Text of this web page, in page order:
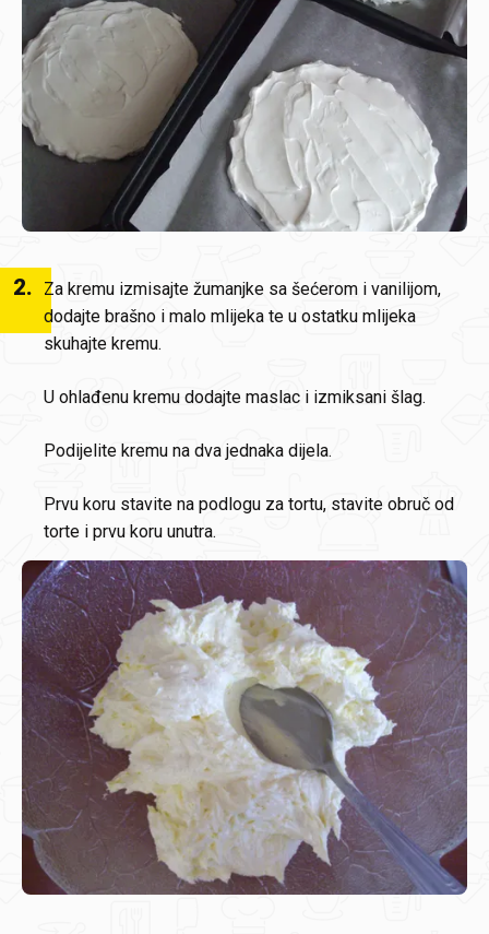
2.
Za kremu izmisajte žumanjke sa šećerom i vanilijom,
dodajte brašno i malo mlijeka te u ostatku mlijeka
skuhajte kremu.
U ohlađenu kremu dodajte maslac i izmiksani šlag.
Podijelite kremu na dva jednaka dijela.
Prvu koru stavite na podlogu za tortu, stavite obruč od
torte i prvu koru unutra.